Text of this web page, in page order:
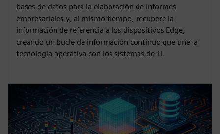
bases de datos para la elaboración de informes
empresariales y, al mismo tiempo, recupere la
información de referencia a los dispositivos Edge,
creando un bucle de información continuo que une la
tecnología operativa con los sistemas de TI.